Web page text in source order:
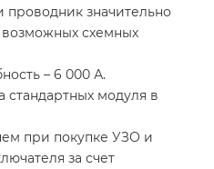
значительно
схемных
– 6 000 А.
стандартных модуля в
при покупке УЗО и
за счет